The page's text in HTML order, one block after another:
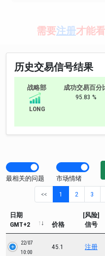
需要注册才能
历史交易信号结果
战略部
LONG
成功交易百分
95.83 %
最相关的问题 市场情绪
<< 1 2 3
日期
GMT+2
价格
[风险]
信号
22/07
10:00
45.1 注册